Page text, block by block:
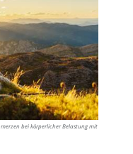
bei körperlicher Belastung mit